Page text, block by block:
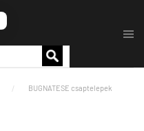
BUGNATESE csaptelepek